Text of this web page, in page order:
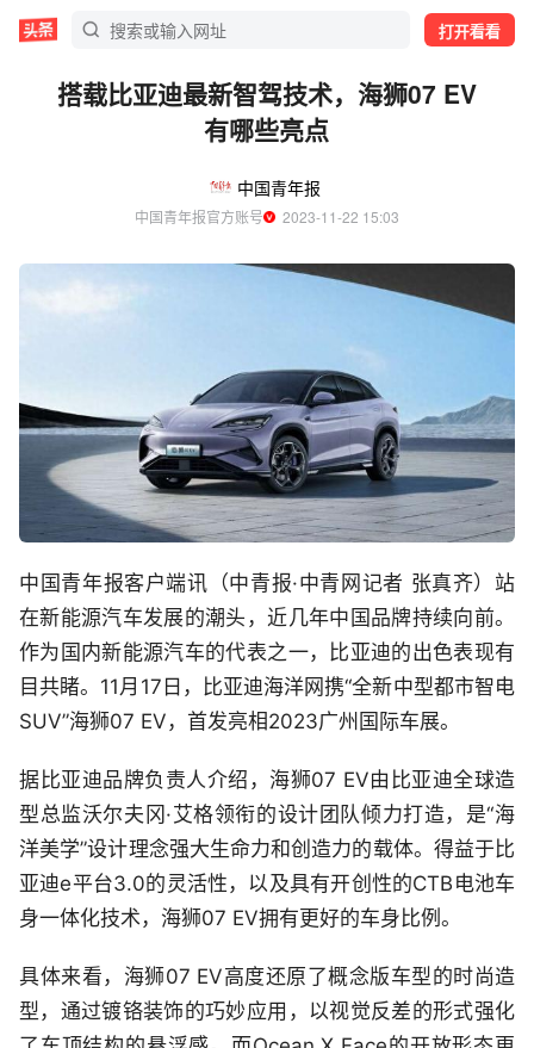
打开看看
搭载比亚迪最新智驾技术，海狮07 EV
有哪些亮点
中国青年报
中国青年报官方账号
  2023-11-22 15:03
中国青年报客户端讯（中青报·中青网记者 张真齐）站
在新能源汽车发展的潮头，近几年中国品牌持续向前。
作为国内新能源汽车的代表之一，比亚迪的出色表现有
目共睹。11月17日，比亚迪海洋网携“全新中型都市智电
SUV”海狮07 EV，首发亮相2023广州国际车展。
据比亚迪品牌负责人介绍，海狮07 EV由比亚迪全球造
型总监沃尔夫冈·艾格领衔的设计团队倾力打造，是“海
洋美学”设计理念强大生命力和创造力的载体。得益于比
亚迪e平台3.0的灵活性，以及具有开创性的CTB电池车
身一体化技术，海狮07 EV拥有更好的车身比例。
具体来看，海狮07 EV高度还原了概念版车型的时尚造
型，通过镀铬装饰的巧妙应用，以视觉反差的形式强化